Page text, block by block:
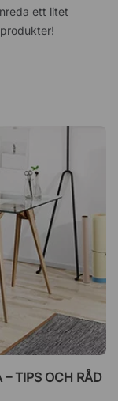
ett litet
TIPS OCH RÅD